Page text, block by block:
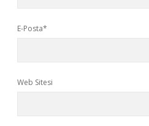
E-Posta*
Web Sitesi